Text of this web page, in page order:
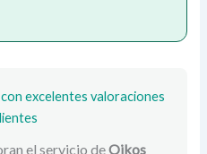
excelentes valoraciones
el servicio deOikos